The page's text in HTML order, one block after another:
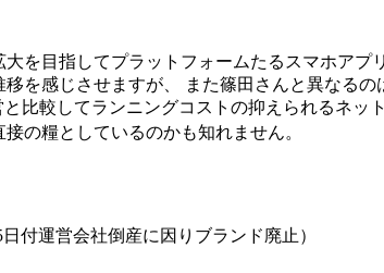
を目指してプラットフォームたるスマホアプリ
を感じさせますが、 また篠田さんと異なる
比較してランニングコストの抑えられるネ
の糧としているのかも知れません。
付運営会社倒産に因りブランド廃止）